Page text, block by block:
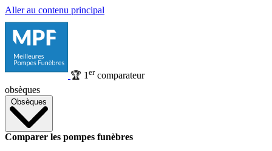
Aller au contenu principal
🏆 1 ercomparateur
obsèques
Obsèques
Comparer les pompes funèbres